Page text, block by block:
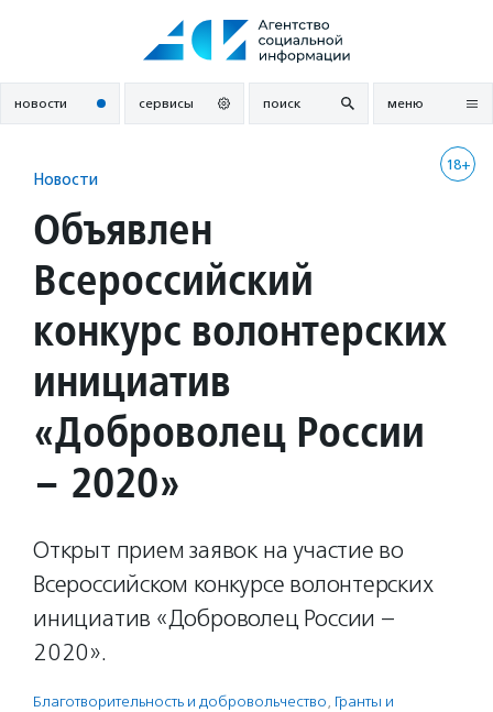
новости сервисы поиск меню
18+
Новости
Объявлен
Всероссийский
конкурс волонтерских
инициатив
«Доброволец России
– 2020»
Открыт прием заявок на участие во
Всероссийском конкурсе волонтерских
инициатив «Доброволец России –
2020».
Благотвори­тель­ность и доброволь­чест­во, Гранты и